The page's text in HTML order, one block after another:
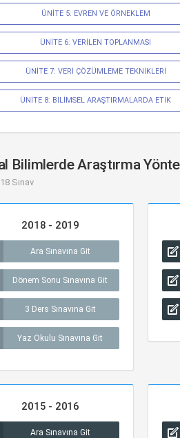
ÜNİTE 5: EVREN VE ÖRNEKLEM
ÜNİTE 6: VERİLEN TOPLANMASI
ÜNİTE 7: VERİ ÇÖZÜMLEME TEKNİKLERİ
ÜNİTE 8: BİLİMSEL ARAŞTIRMALARDA ETİK
Bilimlerde Araştırma
Sınav
2018 - 2019
Ara Sınavına Git
Dönem Sonu Sınavına Git
3 Ders Sınavına Git
Yaz Okulu Sınavına Git
2015 - 2016
Ara Sınavına Git